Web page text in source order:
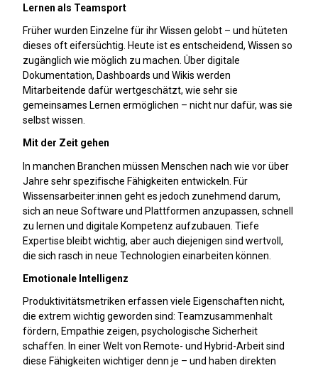
Lernen als Teamsport
Früher wurden Einzelne für ihr Wissen gelobt – und hüteten
dieses oft eifersüchtig. Heute ist es entscheidend, Wissen so
zugänglich wie möglich zu machen. Über digitale
Dokumentation, Dashboards und Wikis werden
Mitarbeitende dafür wertgeschätzt, wie sehr sie
gemeinsames Lernen ermöglichen – nicht nur dafür, was sie
selbst wissen.
Mit der Zeit gehen
In manchen Branchen müssen Menschen nach wie vor über
Jahre sehr spezifische Fähigkeiten entwickeln. Für
Wissensarbeiter:innen geht es jedoch zunehmend darum,
sich an neue Software und Plattformen anzupassen, schnell
zu lernen und digitale Kompetenz aufzubauen. Tiefe
Expertise bleibt wichtig, aber auch diejenigen sind wertvoll,
die sich rasch in neue Technologien einarbeiten können.
Emotionale Intelligenz
Produktivitätsmetriken erfassen viele Eigenschaften nicht,
die extrem wichtig geworden sind: Teamzusammenhalt
fördern, Empathie zeigen, psychologische Sicherheit
schaffen. In einer Welt von Remote- und Hybrid-Arbeit sind
diese Fähigkeiten wichtiger denn je – und haben direkten